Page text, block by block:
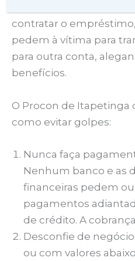
contratar o
pedem à vítima para
para outra conta,
benefícios.
O Procon de Itapetinga
como evitar golpes:
Nunca faça
Nenhum banco e as
financeiras pedem
pagamentos
de crédito. A
Desconfie de
ou com valores